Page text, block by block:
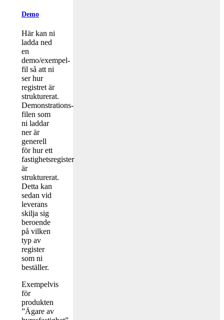
Demo
Här kan ni
ladda ned
en
demo/exempel-
fil så att ni
ser hur
registret är
strukturerat.
Demonstrations-
filen som
ni laddar
ner är
generell
för hur ett
fastighetsregister
är
strukturerat.
Detta kan
sedan vid
leverans
skilja sig
beroende
på vilken
typ av
register
som ni
beställer.
Exempelvis
för
produkten
”Ägare av